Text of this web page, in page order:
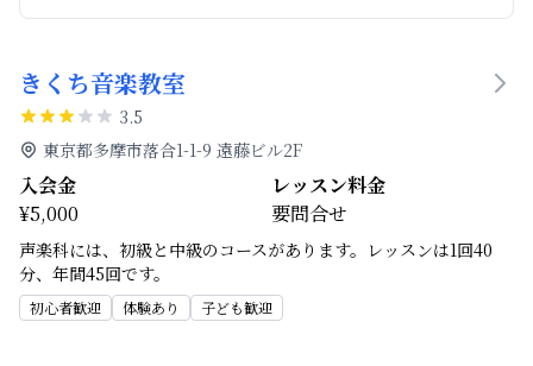
きくち音楽教室
3.5
東京都多摩市落合1-1-9 遠藤ビル2F
入会金
¥5,000
レッスン料金
要問合せ
声楽科には、初級と中級のコースがあります。レッスンは1回40
分、年間45回です。
初心者歓迎 体験あり 子ども歓迎